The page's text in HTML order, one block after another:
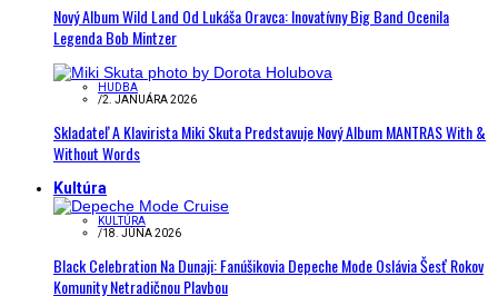
Nový Album Wild Land Od Lukáša Oravca: Inovatívny Big Band Ocenila
Legenda Bob Mintzer
HUDBA
/2. JANUÁRA 2026
Skladateľ A Klavirista Miki Skuta Predstavuje Nový Album MANTRAS With &
Without Words
Kultúra
KULTÚRA
/18. JÚNA 2026
Black Celebration Na Dunaji: Fanúšikovia Depeche Mode Oslávia Šesť Rokov
Komunity Netradičnou Plavbou